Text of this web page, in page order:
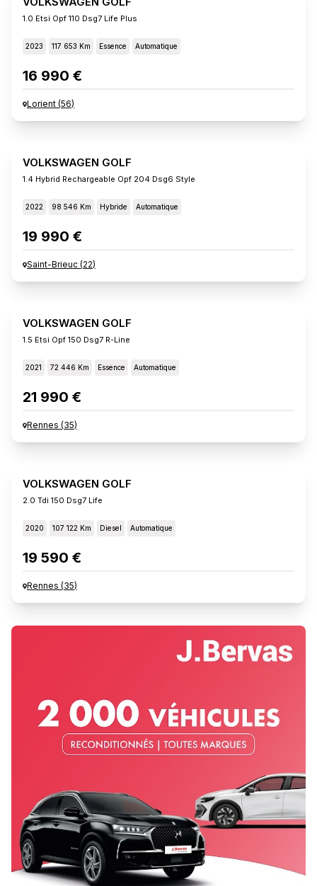
1.0 Etsi Opf 110 Dsg7 Life Plus
2023 117 653 Km Essence Automatique
16 990 €
Lorient (56)
VOLKSWAGEN GOLF
1.4 Hybrid Rechargeable Opf 204 Dsg6 Style
2022 98 546 Km Hybride Automatique
19 990 €
Saint-Brieuc (22)
VOLKSWAGEN GOLF
1.5 Etsi Opf 150 Dsg7 R-Line
2021 72 446 Km Essence Automatique
21 990 €
Rennes (35)
VOLKSWAGEN GOLF
2.0 Tdi 150 Dsg7 Life
2020 107 122 Km Diesel Automatique
19 590 €
Rennes (35)